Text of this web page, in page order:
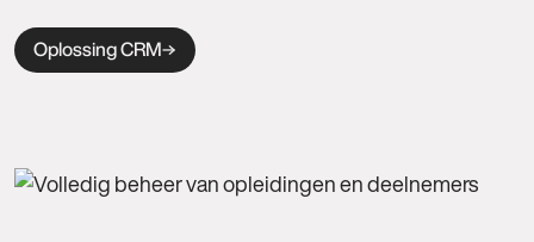
Oplossing CRM